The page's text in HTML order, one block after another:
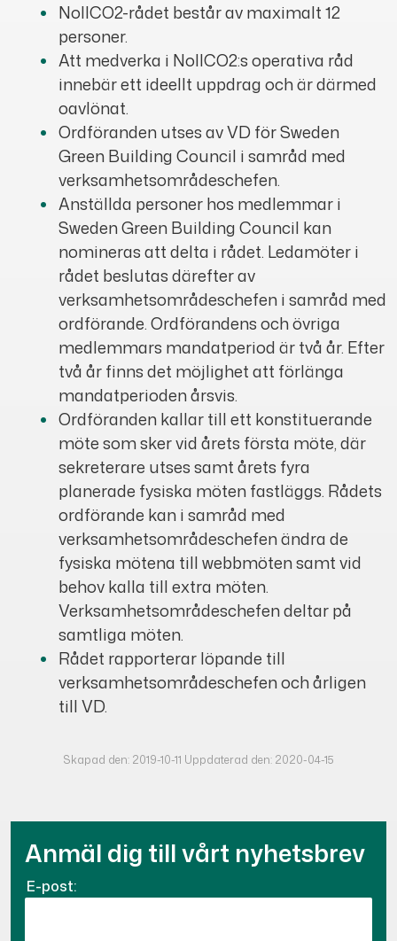
NollCO2-rådet består av maximalt 12
personer.
Att medverka i NollCO2:s operativa råd
innebär ett ideellt uppdrag och är därmed
oavlönat.
Ordföranden utses av VD för Sweden
Green Building Council i samråd med
verksamhetsområdeschefen.
Anställda personer hos medlemmar i
Sweden Green Building Council kan
nomineras att delta i rådet. Ledamöter i
rådet beslutas därefter av
verksamhetsområdeschefen i samråd med
ordförande. Ordförandens och övriga
medlemmars mandatperiod är två år. Efter
två år finns det möjlighet att förlänga
mandatperioden årsvis.
Ordföranden kallar till ett konstituerande
möte som sker vid årets första möte, där
sekreterare utses samt årets fyra
planerade fysiska möten fastläggs. Rådets
ordförande kan i samråd med
verksamhetsområdeschefen ändra de
fysiska mötena till webbmöten samt vid
behov kalla till extra möten.
Verksamhetsområdeschefen deltar på
samtliga möten.
Rådet rapporterar löpande till
verksamhetsområdeschefen och årligen
till VD.
Skapad den: 2019-10-11 Uppdaterad den: 2020-04-15
Anmäl dig till vårt nyhetsbrev
E-post: